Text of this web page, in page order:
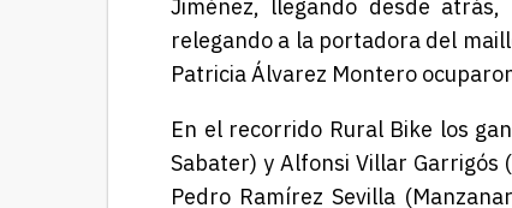
Jiménez, llegando desde
relegando a la portadora del
Patricia Álvarez Montero
En el recorrido Rural Bike los
Sabater) y Alfonsi Villar Garrigós
Pedro Ramírez Sevilla